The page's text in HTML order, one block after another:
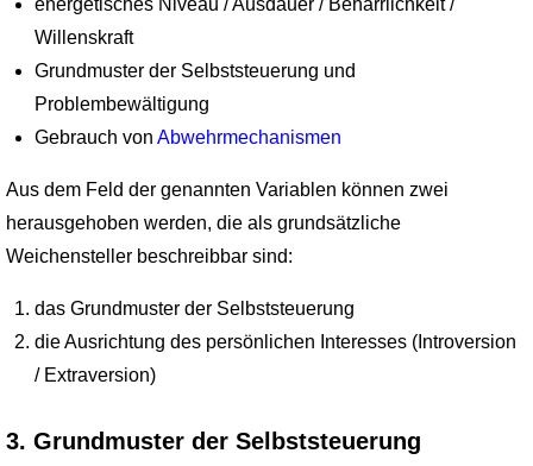
energetisches Niveau / Ausdauer / Beharrlichkeit /
Willenskraft
Grundmuster der Selbststeuerung und
Problembewältigung
Gebrauch von Abwehrmechanismen
Aus dem Feld der genannten Variablen können zwei
herausgehoben werden, die als grundsätzliche
Weichensteller beschreibbar sind:
das Grundmuster der Selbststeuerung
die Ausrichtung des persönlichen Interesses (Introversion
/ Extraversion)
3. Grundmuster der Selbststeuerung